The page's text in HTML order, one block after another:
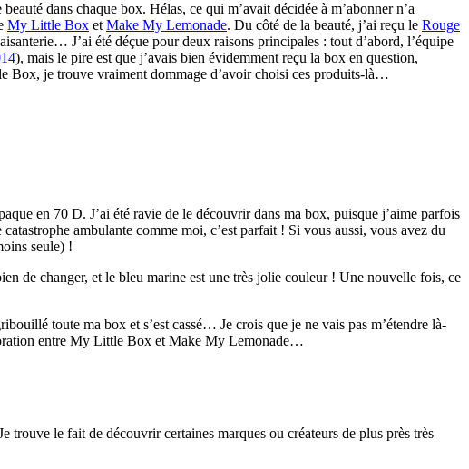
dans chaque box. Hélas, ce qui m’avait décidée à m’abonner n’a
My Little Box et Make My Lemonade. Du côté de la beauté, j’ai reçu le Rouge
J’ai été déçue pour deux raisons principales : tout d’abord, l’équipe
), mais le pire est que j’avais bien évidemment reçu la box en question,
Box, je trouve vraiment dommage d’avoir choisi ces produits-là…
en 70 D. J’ai été ravie de le découvrir dans ma box, puisque j’aime parfois
ambulante comme moi, c’est parfait ! Si vous aussi, vous avez du
seule) !
de changer, et le bleu marine est une très jolie couleur ! Une nouvelle fois, ce
toute ma box et s’est cassé… Je crois que je ne vais pas m’étendre là-
entre My Little Box et Make My Lemonade…
trouve le fait de découvrir certaines marques ou créateurs de plus près très